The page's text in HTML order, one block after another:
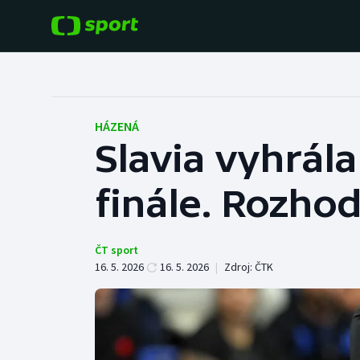
Fotbal
Hokej
Tenis
Cyklistika
Baseball a softbal
Basketbal
Boby a skeleton
Box
HÁZENÁ
Slavia
finále.
ČT sport
16. 5. 2026
16. 5. 2026 | Zdroj: ČTK